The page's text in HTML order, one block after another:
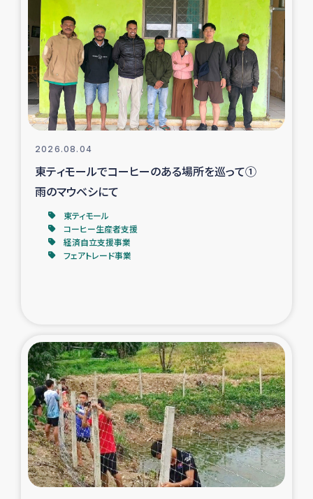
スリランカの南北女性をつなぐサリー・リサイクル・プロ
ジェクト
復興支援事業
民際教育事業
ガザ人道支援
令和6年能登半島地震 緊急支援
国内避難民への物資配付および教育支援
漁民によるマングローブ植林活動
レバノンでのシリア難民への食糧・越冬支援
レバノンにおける緊急支援
レバノンでのシリア難民への教育支援事業
2026.08.04
東ティモールでコーヒーのある場所を巡って①
雨のマウベシにて
東ティモール
コーヒー生産者支援
経済自立支援事業
フェアトレード事業